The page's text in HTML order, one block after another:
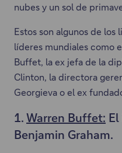
nubes y un sol de
Estos son algunos de
líderes mundiales como
Buffet, la ex jefa de la
Clinton, la directora
Georgieva o el ex
1.Warren Buffet:
Benjamin Graham.